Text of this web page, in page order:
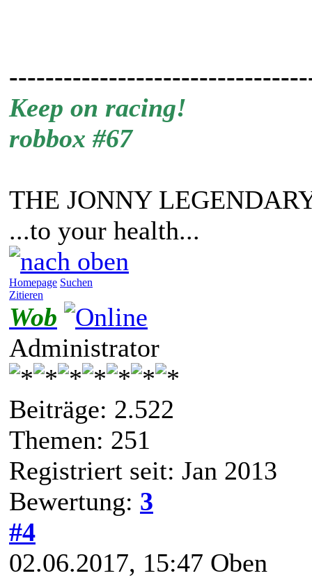
Keep on racing!
robbox #67
THE JONNY
...to your health...
Homepage Suchen
Zitieren
Wob
Administrator
Beiträge: 2.522
Themen: 251
Registriert seit: Jan 2013
Bewertung: 3
#4
02.06.2017, 15:47 Oben